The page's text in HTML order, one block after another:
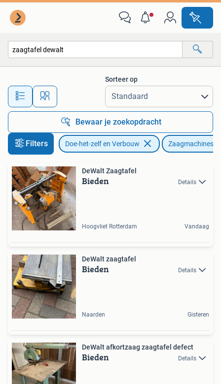
Alle afstanden…
Sorteer op
Bewaar je zoekopdracht
Filters Doe-het-zelf en Verbouw Zaagmachines
DeWalt Zaagtafel
Bieden Details
Hoogvliet Rotterdam Vandaag
DeWalt zaagtafel
Bieden Details
Naarden Gisteren
DeWalt afkortzaag zaagtafel defect
Bieden Details